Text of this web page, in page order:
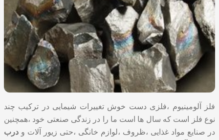
فلز آلومینیوم ،فلزی دست خوش تغییرات شیمایی در ترکیب چند
نوع فلز است که سال ها است ما را در زندگی صنعتی خود ،همچنین
در صنایع مواد غذایی ،ظروف ،لوازم خانگی ،حتی زیور آلات و درب